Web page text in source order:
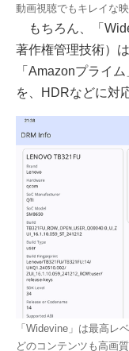
動画視聴でもキレイな
もちろん、「
著作権管理技術）
「Amazonプライ
を、HDRなどに対
「Widevine」は最高レ
どのコンテンツも高画